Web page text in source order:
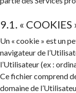
9.1. « COOKIES
Un « cookie » est un
navigateur de
l’Utilisateur (ex :
Ce fichier comprend
domaine de